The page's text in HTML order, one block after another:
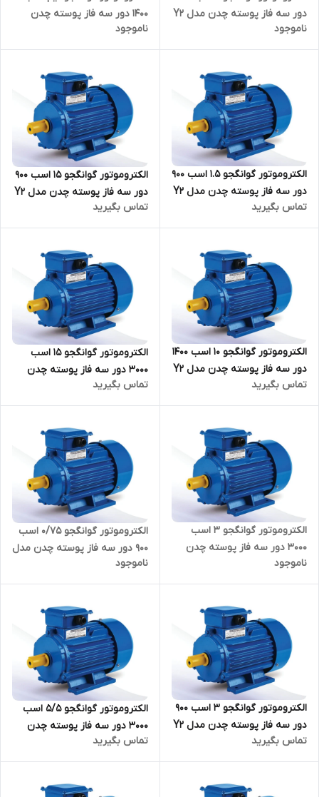
دور سه فاز پوسته چدن مدل Y2
ترمینال بالا
ناموجود
1400 دور سه فاز پوسته چدن
مدل Y2 ترمینال بالا
ناموجود
الکتروموتور گوانگجو 1.5 اسب 900
دور سه فاز پوسته چدن مدل Y2
ترمینال بالا
تماس بگیرید
الکتروموتور گوانگجو 15 اسب 900
دور سه فاز پوسته چدن مدل Y2
ترمینال بالا
تماس بگیرید
الکتروموتور گوانگجو 10 اسب 1400
دور سه فاز پوسته چدن مدل Y2
ترمینال بالا
تماس بگیرید
الکتروموتور گوانگجو 15 اسب
3000 دور سه فاز پوسته چدن
مدل Y2 ترمینال بالا
تماس بگیرید
الکتروموتور گوانگجو 3 اسب
3000 دور سه فاز پوسته چدن
مدل Y2 ترمینال بالا
ناموجود
الکتروموتور گوانگجو 0/75 اسب
900 دور سه فاز پوسته چدن مدل
Y2 ترمینال بالا
ناموجود
الکتروموتور گوانگجو 3 اسب 900
دور سه فاز پوسته چدن مدل Y2
ترمینال بالا
تماس بگیرید
الکتروموتور گوانگجو 5/5 اسب
3000 دور سه فاز پوسته چدن
مدل Y2 ترمینال بالا
تماس بگیرید